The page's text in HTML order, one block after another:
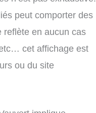
peut comporter des
reflète en aucun cas
cet affichage est
ou du site